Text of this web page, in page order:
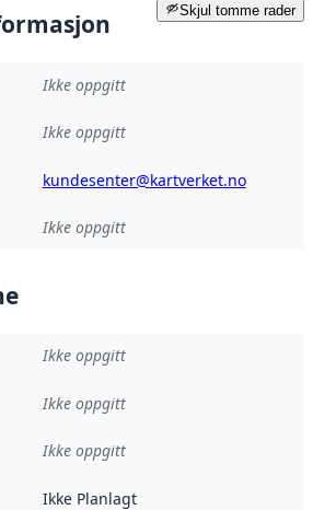
Skjul tomme rader
Ikke oppgitt
Ikke oppgitt
kundesenter@kartverket.no
Ikke oppgitt
Ikke oppgitt
:
Ikke oppgitt
Ikke oppgitt
:
Ikke Planlagt